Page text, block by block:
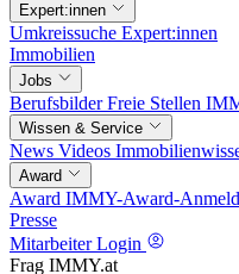
Expert:innen
Umkreissuche Expert:innen
Immobilien
Jobs
BerufsbilderFreie Stellen
Wissen & Service
News Videos
Award
Award IMMY-Award-
Presse
Mitarbeiter Login
Frag IMMY.at